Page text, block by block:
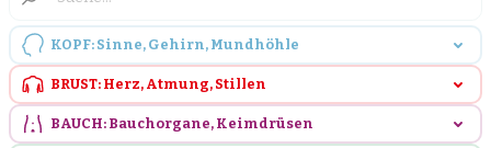
KOPF: Sinne, Gehirn, Mundhöhle
BRUST: Herz, Atmung, Stillen
BAUCH: Bauchorgane, Keimdrüsen